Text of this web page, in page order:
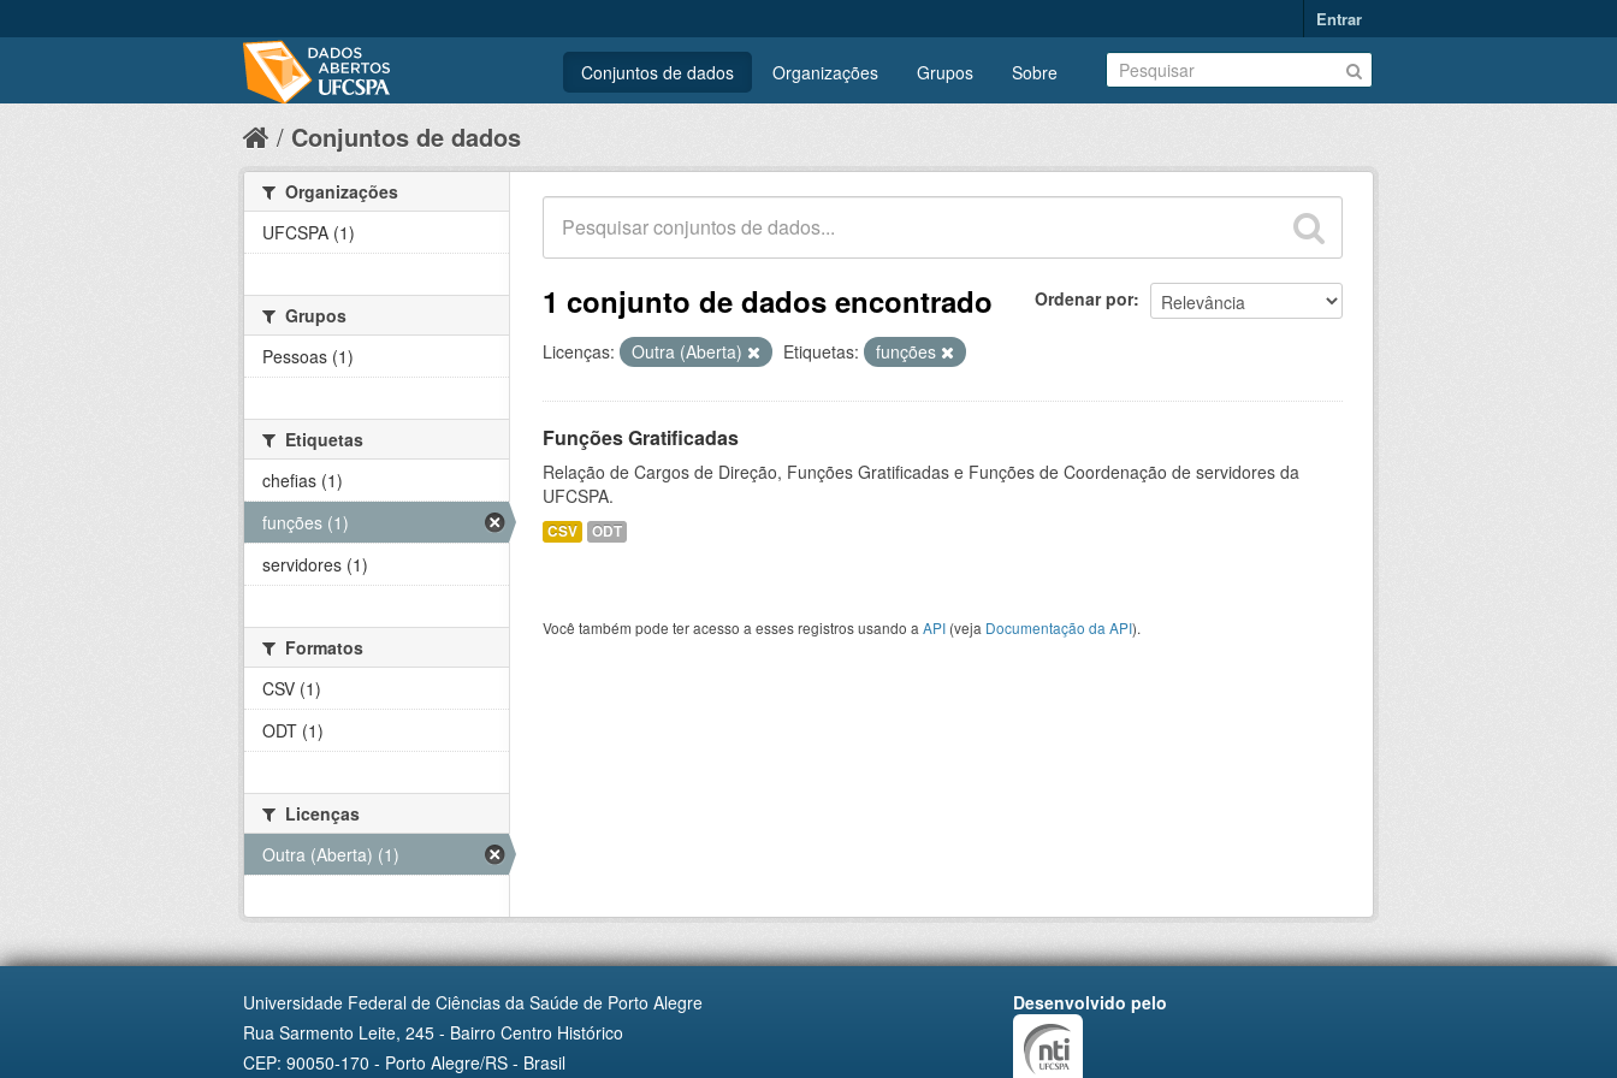
Entrar
Conjuntos de dados Organizações Grupos Sobre
Conjuntos de dados
Ordenar por
1 conjunto de dados encontrado
Licenças: Outra (Aberta) Etiquetas: funções
Funções Gratificadas
Relação de Cargos de Direção, Funções Gratificadas e Funções de Coordenação de servidores da
UFCSPA.
CSV ODT
Você também pode ter acesso a esses registros usando a API (veja Documentação da API).
Organizações
UFCSPA (1)
Grupos
Pessoas (1)
Etiquetas
chefias (1)
funções (1)
servidores (1)
Formatos
CSV (1)
ODT (1)
Licenças
Outra (Aberta) (1)
Universidade Federal de Ciências da Saúde de Porto Alegre
Rua Sarmento Leite, 245 - Bairro Centro Histórico
CEP: 90050-170 - Porto Alegre/RS - Brasil
Desenvolvido pelo